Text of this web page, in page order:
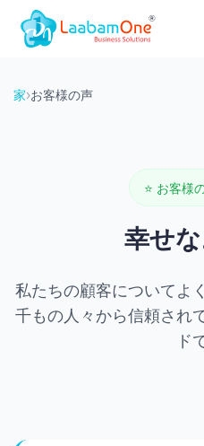
家›お客様の声
⭐ お客様
幸せ
私たちの顧客についてよ
千もの人々から信頼され
ド